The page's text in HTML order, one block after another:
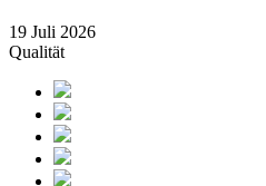
19 Juli 2026
Qualität